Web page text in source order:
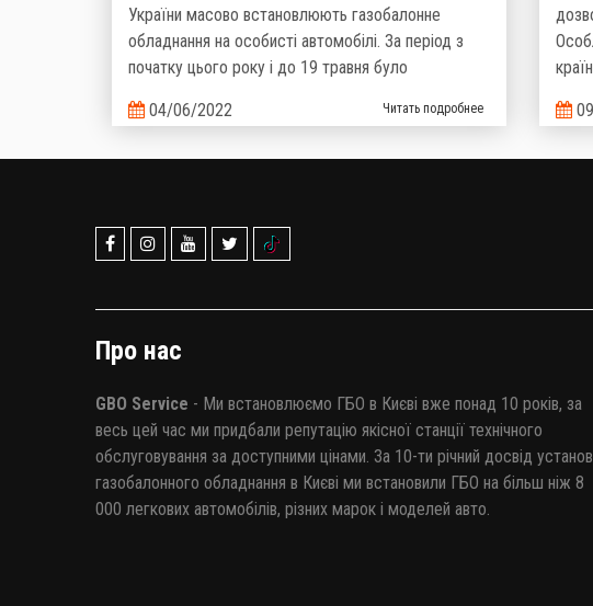
України масово встановлюють газобалонне
обладнання на особисті автомобілі. За період з
початку цього року і до 19 травня було
було виконано монтаж ГБО. Загалом у нашій країні
Внутрішніх справ України.
04/06/2022 Читать подробнее
Про нас
GBO Service - Ми встановлюємо ГБО в Києві вже понад 10 років, за
весь цей час ми придбали репутацію якісної станції технічного
обслуговування за доступними цінами. За 10-ти річний досвід
газобалонного обладнання в Києві ми встановили ГБО на більш ніж 8
000 легкових автомобілів, різних марок і моделей авто.